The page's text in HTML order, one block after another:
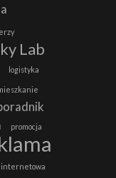
Lab
logistyka
promocja
internetowa